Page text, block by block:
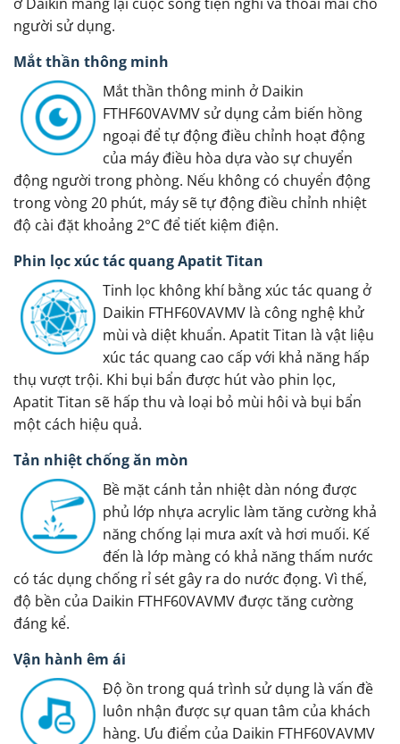
người sử dụng.
Mắt thần thông minh
Mắt thần thông minh ở Daikin
FTHF60VAVMV sử dụng cảm biến hồng
ngoại để tự động điều chỉnh hoạt động
của máy điều hòa dựa vào sự chuyển
động người trong phòng. Nếu không có chuyển động
trong vòng 20 phút, máy sẽ tự động điều chỉnh nhiệt
độ cài đặt khoảng 2°C để tiết kiệm điện.
Phin lọc xúc tác quang Apatit Titan
Tinh lọc không khí bằng xúc tác quang ở
Daikin FTHF60VAVMV là công nghệ khử
mùi và diệt khuẩn. Apatit Titan là vật liệu
xúc tác quang cao cấp với khả năng hấp
thụ vượt trội. Khi bụi bẩn được hút vào phin lọc,
Apatit Titan sẽ hấp thu và loại bỏ mùi hôi và bụi bẩn
một cách hiệu quả.
Tản nhiệt chống ăn mòn
Bề mặt cánh tản nhiệt dàn nóng được
phủ lớp nhựa acrylic làm tăng cường khả
năng chống lại mưa axít và hơi muối. Kế
đến là lớp màng có khả năng thấm nước
có tác dụng chống rỉ sét gây ra do nước đọng. Vì thế,
độ bền của Daikin FTHF60VAVMV được tăng cường
đáng kể.
Vận hành êm ái
Độ ồn trong quá trình sử dụng là vấn đề
luôn nhận được sự quan tâm của khách
hàng. Ưu điểm của Daikin FTHF60VAVMV